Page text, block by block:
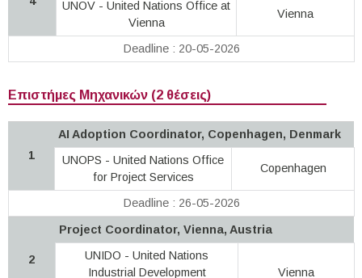
UNOV - United Nations Office at
Vienna
Vienna
Deadline : 20-05-2026
Επιστήμες Μηχανικών (2 θέσεις)
1
AI Adoption Coordinator, Copenhagen, Denmark
UNOPS - United Nations Office
for Project Services
Copenhagen
Deadline : 26-05-2026
2
Project Coordinator, Vienna, Austria
UNIDO - United Nations
Industrial Development
Vienna